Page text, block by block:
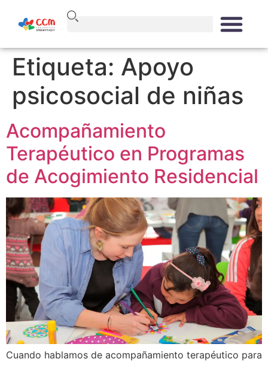
Etiqueta: Apoyo
psicosocial de niñas
Acompañamiento
Terapéutico en Programas
de Acogimiento Residencial
Cuando hablamos de acompañamiento terapéutico para